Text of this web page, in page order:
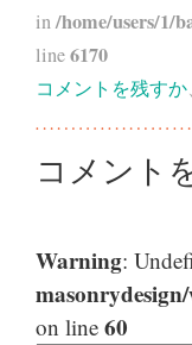
in/home/users/1/
line6170
コメントを残すか
コメント
Warning:
on line 60